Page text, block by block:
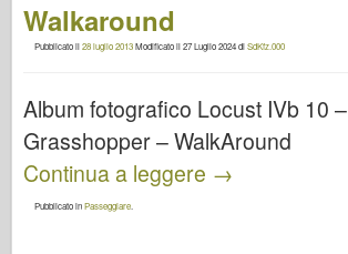
Walkaround
Pubblicato il28 luglio 2013Modificato il27 Luglio 2024diSdKfz.000
Album fotografico Locust IVb 10 –
Grasshopper – WalkAround
Continua a leggere →
Pubblicato inPasseggiare